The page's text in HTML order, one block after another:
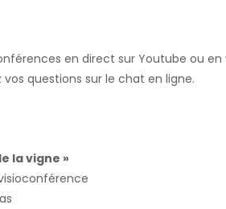
en direct sur Youtube ou
questions sur le chat en ligne.
la vigne »